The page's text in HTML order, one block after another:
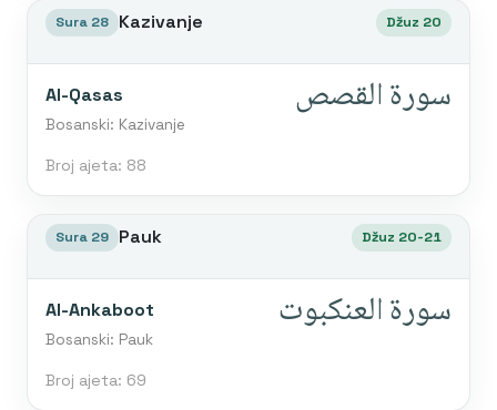
Sura 28 Kazivanje Džuz 20
Al-Qasas
Bosanski: Kazivanje
سورة القصص
Broj ajeta: 88
Sura 29 Pauk Džuz 20-21
Al-Ankaboot
Bosanski: Pauk
سورة العنكبوت
Broj ajeta: 69